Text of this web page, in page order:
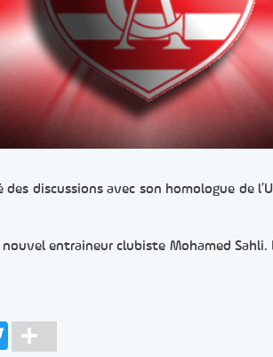
des discussions avec son homologue de
entraineur clubiste Mohamed
TwitterPartager